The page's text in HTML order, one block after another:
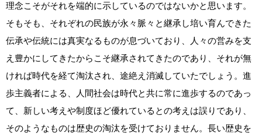
理念こそがそれを端的に示しているのではないかと思います。
そもそも、それぞれの民族が永々脈々と継承し培い育んできた
伝承や伝統には真実なるものが息づいており、人々の営みを支
え豊かにしてきたからこそ継承されてきたのであり、それが無
ければ時代を経て淘汰され、途絶え消滅していたでしょう。進
歩主義者による、人間社会は時代と共に常に進歩するのであっ
て、新しい考えや制度ほど優れているとの考えは誤りであり、
そのようなものは歴史の淘汰を受けておりません。長い歴史を